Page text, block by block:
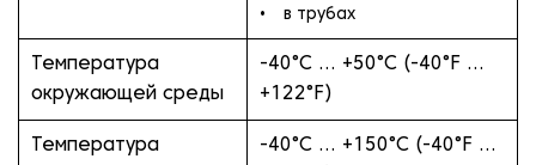
в трубах
Температура
окружающей среды
-40°C … +50°C (-40°F …
+122°F)
Температура
-40°C … +150°C (-40°F …